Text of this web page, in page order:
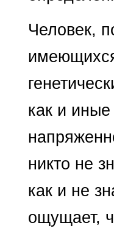
Чело­век,
как и
никто не
как и не
ощущает,